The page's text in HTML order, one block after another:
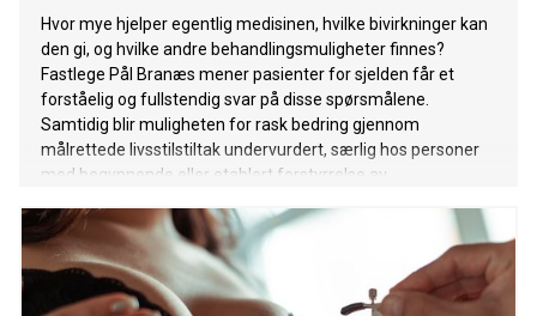
Hvor mye hjelper egentlig medisinen, hvilke bivirkninger kan
den gi, og hvilke andre behandlingsmuligheter finnes?
Fastlege Pål Branæs mener pasienter for sjelden får et
forståelig og fullstendig svar på disse spørsmålene.
Samtidig blir muligheten for rask bedring gjennom
målrettede livsstilstiltak undervurdert, særlig hos personer
med begynnende eller etablert forstyrrelse av